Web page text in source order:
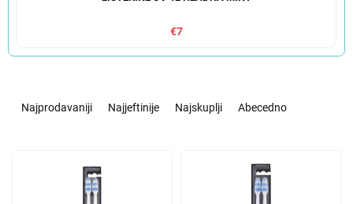
€7
Najprodavaniji Najjeftinije Najskuplji Abecedno